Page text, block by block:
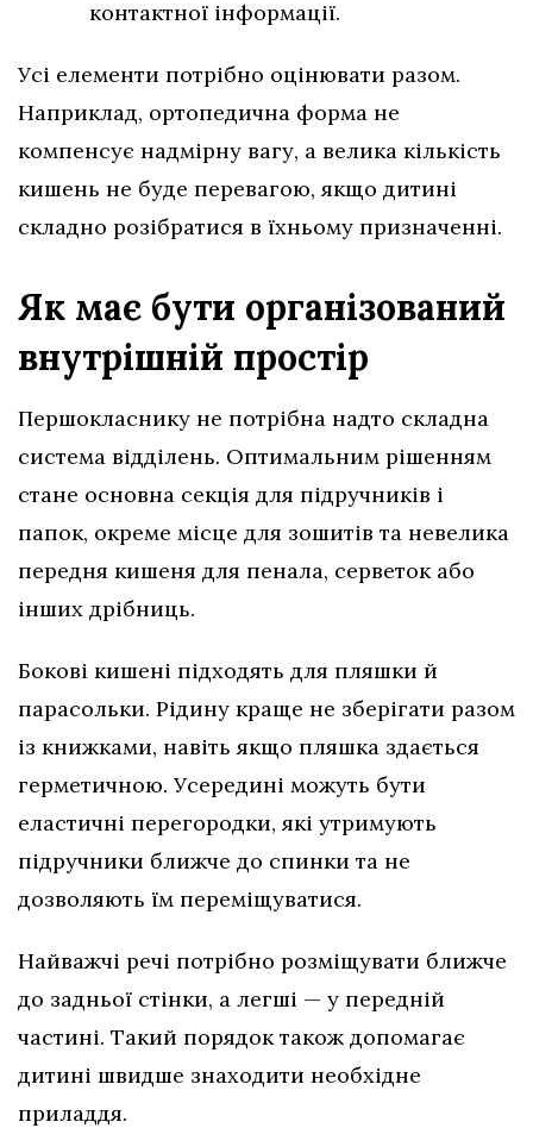
контактної інформації.
Усі елементи потрібно оцінювати разом.
Наприклад, ортопедична форма не
компенсує надмірну вагу, а велика кількість
кишень не буде перевагою, якщо дитині
складно розібратися в їхньому призначенні.
Як має бути організований
внутрішній простір
Першокласнику не потрібна надто складна
система відділень. Оптимальним рішенням
стане основна секція для підручників і
папок, окреме місце для зошитів та невелика
передня кишеня для пенала, серветок або
інших дрібниць.
Бокові кишені підходять для пляшки й
парасольки. Рідину краще не зберігати разом
із книжками, навіть якщо пляшка здається
герметичною. Усередині можуть бути
еластичні перегородки, які утримують
підручники ближче до спинки та не
дозволяють їм переміщуватися.
Найважчі речі потрібно розміщувати ближче
до задньої стінки, а легші — у передній
частині. Такий порядок також допомагає
дитині швидше знаходити необхідне
приладдя.